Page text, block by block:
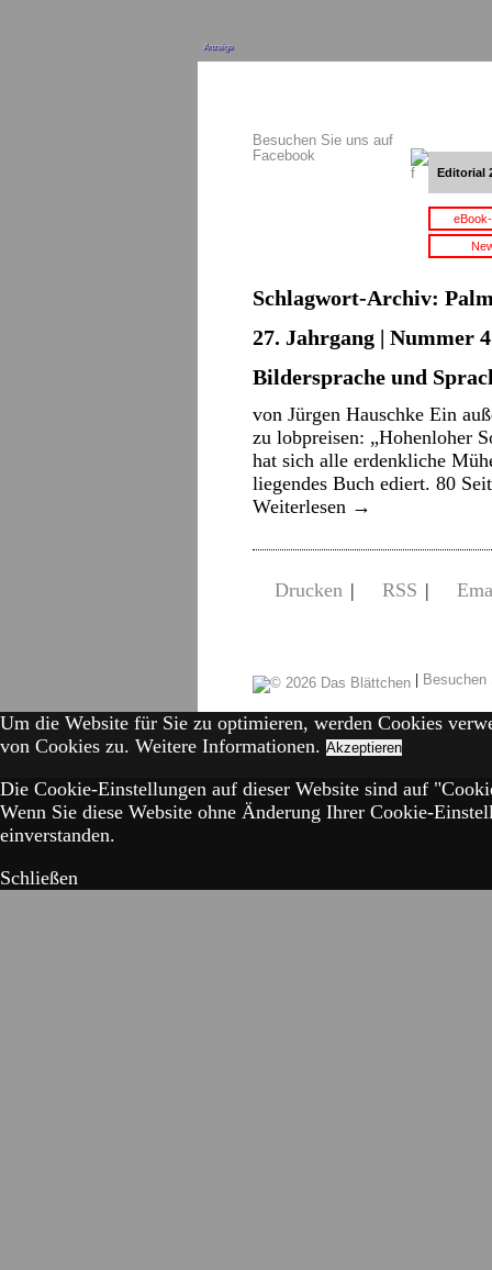
Anzeige
Besuchen Sie uns auf
Facebook
Editorial
Schlagwort-Archiv:
27. Jahrgang | Nummer
Bildersprache und
von Jürgen Hauschke Ein
zu lobpreisen: „Hohenloher
hat sich alle erdenkliche
liegendes Buch ediert. 80
Weiterlesen →
Drucken | RSS |
|
Um die Website für Sie zu optimieren, werden Cookies
von Cookies zu. Weitere Informationen. Akzeptieren
Die Cookie-Einstellungen auf dieser Website sind auf
Wenn Sie diese Website ohne Änderung Ihrer Cookie-
einverstanden.
Schließen